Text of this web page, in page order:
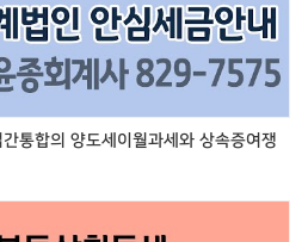
통합의 양도세이월과세와 상속증여쟁